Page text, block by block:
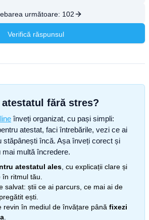
următoare: 102
Verifică răspunsul
fără stres?
înveți organizat, cu pași simpli:
atestat, faci întrebările, vezi ce ai
stăpânești încă. Așa înveți corect și
multă încredere.
atestatul ales , cu explicații clare și
ritmul tău.
salvat: știi ce ai parcurs, ce mai ai de
ești.
revin în mediul de învățare până fixezi